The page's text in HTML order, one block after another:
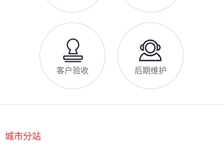
客户验收 后期维护
城市分站